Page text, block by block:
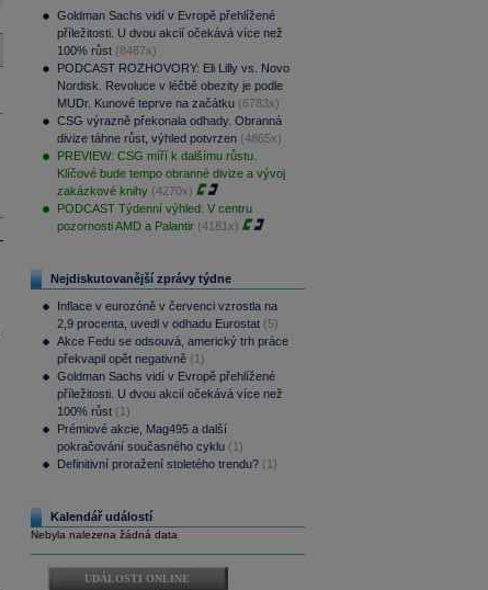
Goldman Sachs vidí v Evropě přehlížené
příležitosti. U dvou akcií očekává více než
100% růst (8487x)
PODCAST ROZHOVORY: Eli Lilly vs. Novo
Nordisk. Revoluce v léčbě obezity je podle
MUDr. Kunové teprve na začátku (6783x)
CSG výrazně překonala odhady. Obranná
divize táhne růst, výhled potvrzen (4865x)
PREVIEW: CSG míří k dalšímu růstu.
Klíčové bude tempo obranné divize a vývoj
zakázkové knihy (4270x)
PODCAST Týdenní výhled: V centru
pozornosti AMD a Palantir (4181x)
Nejdiskutovanější zprávy týdne
Inflace v eurozóně v červenci vzrostla na
2,9 procenta, uvedl v odhadu Eurostat (5)
Akce Fedu se odsouvá, americký trh práce
překvapil opět negativně (1)
Goldman Sachs vidí v Evropě přehlížené
příležitosti. U dvou akcií očekává více než
100% růst (1)
Prémiové akcie, Mag495 a další
pokračování současného cyklu (1)
Definitivní proražení stoletého trendu? (1)
Kalendář událostí
Nebyla nalezena žádná data
UDÁLOSTI ONLINE